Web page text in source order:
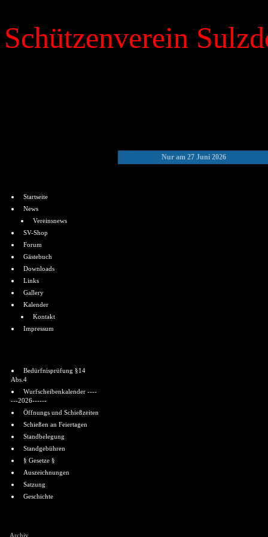
Schützenverein
Startseite
News
Vereinsnews
SV-Shop
Forum
Gästebuch
Downloads
Links
Gallery
Kalender
Kontakt
Impressum
Bedürfnisprüfung §14
Abs.4
Wurfscheibenkalender ----
---2026------
Öffnungs und Schießzeiten
Schießen an Feiertagen
Standbelegung
Standgebühren
§ Gesetze §
Auszeichnungen
Satzung
Geschichte
Archiv
Nur am 27 Juni 2026